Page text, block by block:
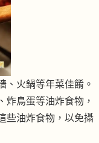
、火鍋等年菜佳餚。
炸鳥蛋等油炸食物，
些油炸食物，以免攝